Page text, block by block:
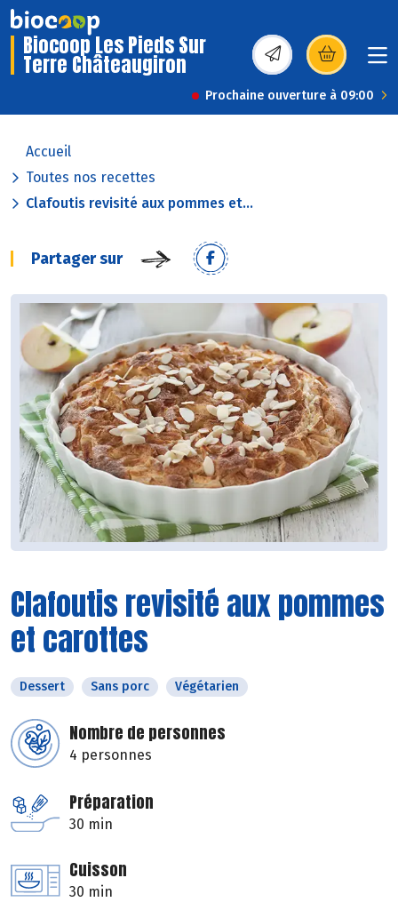
Biocoop Les Pieds Sur
Terre Châteaugiron (s’ouvre dans une
Prochaine ouverture à 09:00
Accueil
Toutes nos recettes
Clafoutis revisité aux pommes et...
Partager sur
Clafoutis revisité aux pommes
et carottes
Dessert Sans porc Végétarien
Nombre de personnes
4 personnes
Préparation
30 min
Cuisson
30 min